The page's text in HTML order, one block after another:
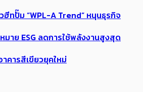
ฮีทปั๊ม “WPL-A Trend” หนุนธุรกิจ
มาย ESG ลดการใช้พลังงานสูงสุด
คารสีเขียวยุคใหม่